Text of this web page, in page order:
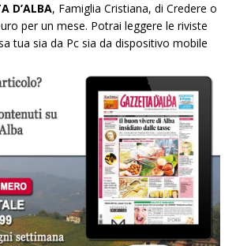
D’ALBA, Famiglia Cristiana, di Credere o
per un mese. Potrai leggere le riviste
tua sia da Pc sia da dispositivo mobile